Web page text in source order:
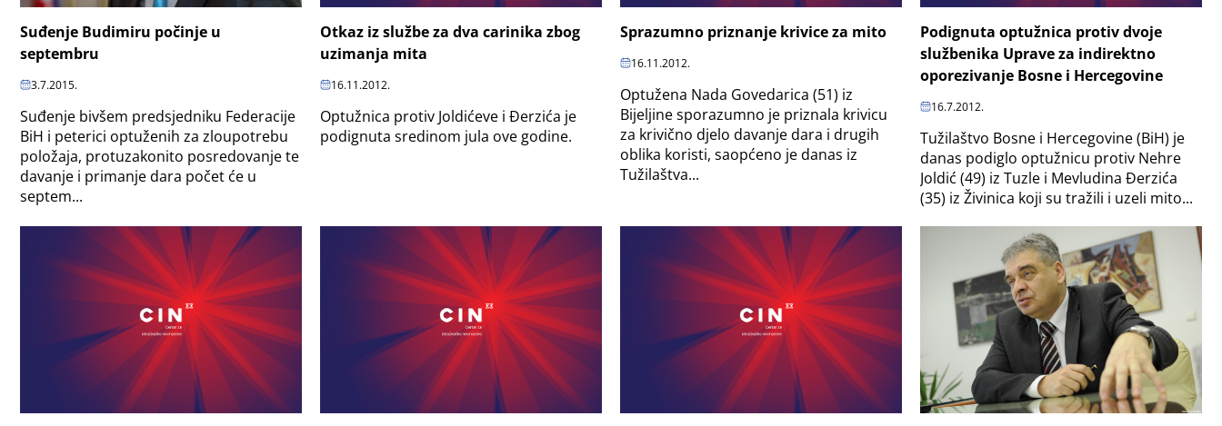
Suđenje Budimiru počinje u
septembru
3.7.2015.
Suđenje bivšem predsjedniku Federacije
BiH i peterici optuženih za zloupotrebu
položaja, protuzakonito posredovanje te
davanje i primanje dara počet će u
septem...
Otkaz iz službe za dva carinika zbog
uzimanja mita
16.11.2012.
Optužnica protiv Joldićeve i Đerzića je
podignuta sredinom jula ove godine.
Sprazumno priznanje krivice za mito
16.11.2012.
Optužena Nada Govedarica (51) iz
Bijeljine sporazumno je priznala krivicu
za krivično djelo davanje dara i drugih
oblika koristi, saopćeno je danas iz
Tužilaštva...
Podignuta optužnica protiv dvoje
službenika Uprave za indirektno
oporezivanje Bosne i Hercegovine
16.7.2012.
Tužilaštvo Bosne i Hercegovine (BiH) je
danas podiglo optužnicu protiv Nehre
Joldić (49) iz Tuzle i Mevludina Đerzića
(35) iz Živinica koji su tražili i uzeli mito...